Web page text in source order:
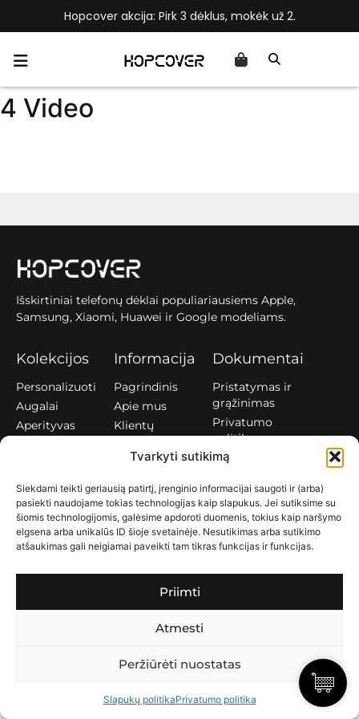
Tvarkyti sutikimą
Siekdami teikti geriausią patirtį, įrenginio informacijai saugoti ir (arba)
pasiekti naudojame tokias technologijas kaip slapukus. Jei sutiksime su
šiomis technologijomis, galėsime apdoroti duomenis, tokius kaip naršymo
elgsena arba unikalūs ID šioje svetainėje. Nesutikimas arba sutikimo
atšaukimas gali neigiamai paveikti tam tikras funkcijas ir funkcijas.
Priimti
Atmesti
Peržiūrėti nuostatas
Slapukų politikaPrivatumo politika
Hopcover akcija: Pirk 3 dėklus, mokėk už 2.
4 Video
Išskirtiniai telefonų dėklai populiariausiems Apple,
Samsung, Xiaomi, Huawei ir Google modeliams.
Kolekcijos
Personalizuoti
Augalai
Aperityvas
Vasara
Personažai
Informacija
Pagrindinis
Apie mus
Klientų
Kontaktai
Verslui
Dokumentai
Pristatymas ir
grąžinimas
Privatumo
politika
Slapukų politika
SEKITE
MUS